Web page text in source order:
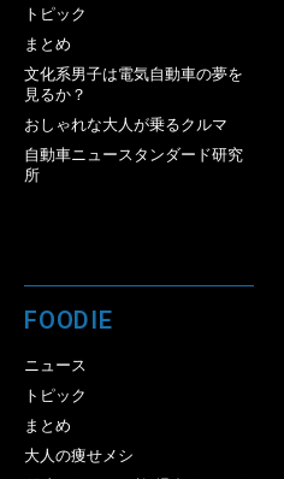
トピック
まとめ
文化系男子は電気自動車の夢を
見るか？
おしゃれな大人が乗るクルマ
自動車ニュースタンダード研究
所
FOODIE
ニュース
トピック
まとめ
大人の痩せメシ